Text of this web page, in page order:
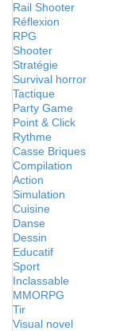
Rail Shooter
Réflexion
RPG
Shooter
Stratégie
Survival horror
Tactique
Party Game
Point & Click
Rythme
Casse Briques
Compilation
Action
Simulation
Cuisine
Danse
Dessin
Educatif
Sport
Inclassable
MMORPG
Tir
Visual novel